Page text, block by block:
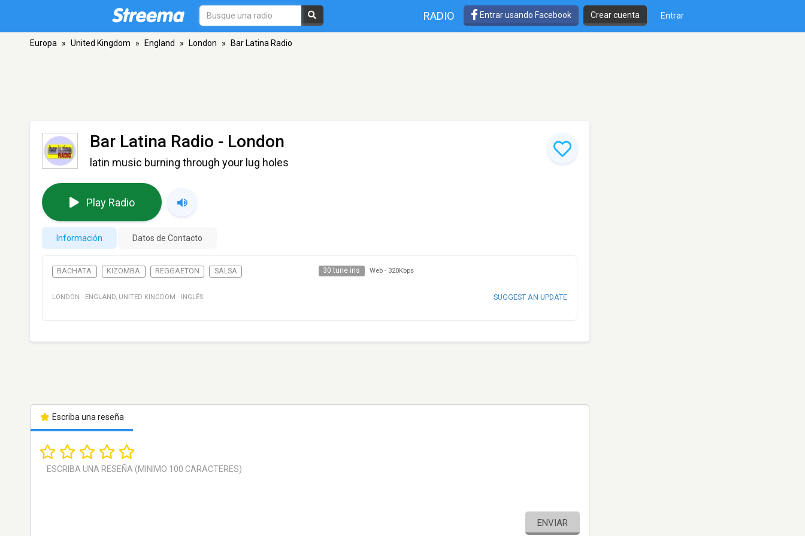
RADIO Entrar usando Facebook Crear cuenta Entrar
Europa » United Kingdom » England » London » Bar Latina Radio
Bar Latina Radio - London
latin music burning through your lug holes
Play Radio
Información Datos de Contacto
BACHATA KIZOMBA REGGAETON SALSA 30 tune ins Web - 320Kbps
LONDON · ENGLAND, UNITED KINGDOM · INGLÉS SUGGEST AN UPDATE
Escriba una reseña
ENVIAR